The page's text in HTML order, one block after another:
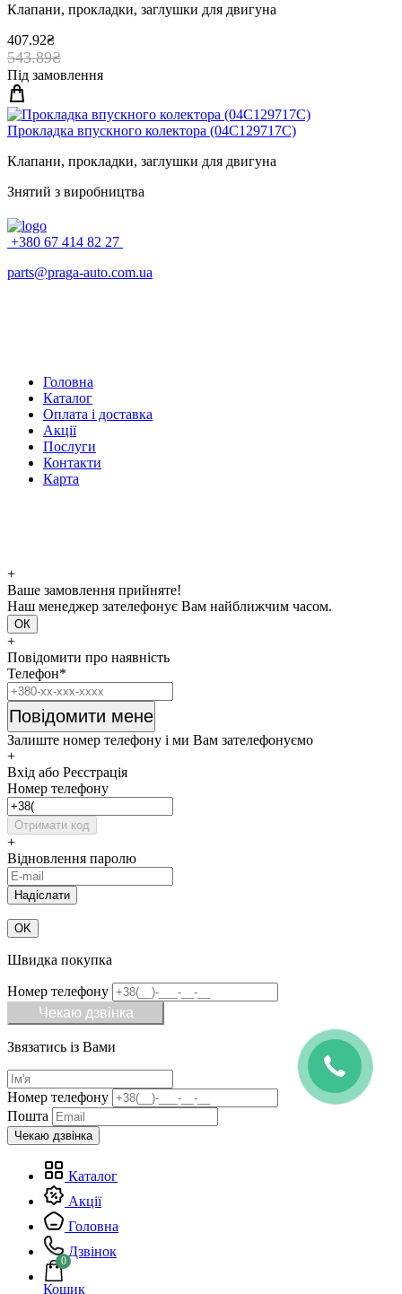
Клапани, прокладки, заглушки для двигуна
407.92₴
543.89₴
Під замовлення
Прокладка впускного колектора (04C129717C)
Клапани, прокладки, заглушки для двигуна
Знятий з виробництва
+380 67 414 82 27
parts@praga-auto.com.ua
Головна
Каталог
Оплата і доставка
Акції
Послуги
Контакти
Карта
+
Ваше замовлення прийняте!
Наш менеджер зателефонує Вам найближчим часом.
ОК
+
Повідомити про наявність
Телефон*
Повідомити мене
Залиште номер телефону і ми Вам зателефонуємо
+
Вхід або Реєстрація
Номер телефону
Отримати код
+
Відновлення паролю
OK
Швидка покупка
Номер телефону
Чекаю дзвінка
Звязатись із Вами
Номер телефону
Пошта
Каталог
Акції
Головна
Дзвінок
0
Кошик